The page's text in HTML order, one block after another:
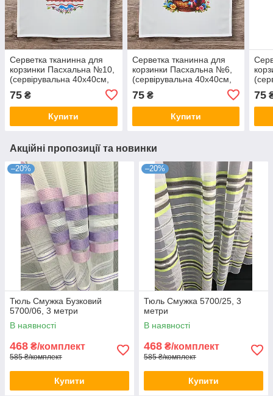
Серветка тканинна для
корзинки Пасхальна №10,
(сервірувальна 40х40см,
75 ₴
Купити
Серветка тканинна для
корзинки Пасхальна №6,
(сервірувальна 40х40см,
75₴
Купити
75
Акційні пропозиції та новинки
–20%
Тюль Смужка Бузковий
5700/06, 3 метри
В наявності
468 ₴/комплект
585 ₴/комплект
Купити
–20%
Тюль Смужка 5700/25, 3
метри
В наявності
468 ₴/комплект
585 ₴/комплект
Купити